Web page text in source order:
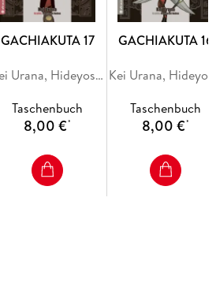
GACHIAKUTA 17
Kei Urana, Hideyoshi Andou
Taschenbuch
8,00 €*
GACHIAKUTA 16
Taschenbuch
8,00 €*